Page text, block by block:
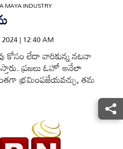
MAYA INDUSTRY
| 12:40 AM
కోసం లేదా వారికున్న నటనా
ప్రజలు ఓహో అనేలా
భ్రమింపజేయవచ్చు, తమ